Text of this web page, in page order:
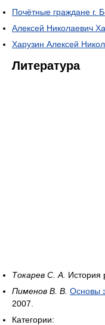
Почётные граждане г.
Алексей Николаевич
Харузин Алексей
Литература
Токарев С. А. История
Пименов В. В. Основы
2007.
Категории: